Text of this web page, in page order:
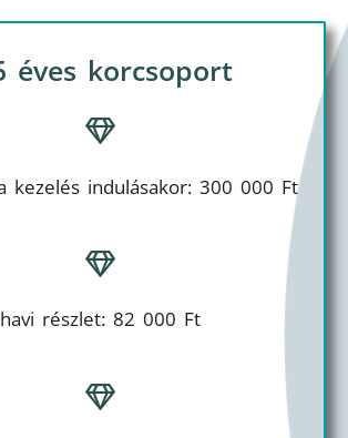
éves korcsoport
kezelés indulásakor: 300 000 Ft
havi részlet: 82 000 Ft